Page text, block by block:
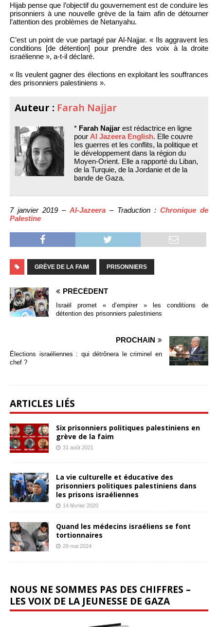
Hijab pense que l’objectif du gouvernement est de conduire les
prisonniers à une nouvelle grève de la faim afin de détourner
l’attention des problèmes de Netanyahu.
C’est un point de vue partagé par Al-Najjar. « Ils aggravent les
conditions [de détention] pour prendre des voix à la droite
israélienne », a-t-il déclaré.
« Ils veulent gagner des élections en exploitant les souffrances
des prisonniers palestiniens ».
Auteur : Farah Najjar
* Farah Najjar est rédactrice en ligne
pour Al Jazeera English. Elle couvre
les guerres et les conflits, la politique et
le développement dans la région du
Moyen-Orient. Elle a rapporté du Liban,
de la Turquie, de la Jordanie et de la
bande de Gaza.
7 janvier 2019 – Al-Jazeera – Traduction : Chronique de
Palestine
GRÈVE DE LA FAIM PRISONNIERS
PRÉCÉDENT
Israël promet « d’empirer » les conditions de
détention des prisonniers palestiniens
PROCHAIN
Élections israéliennes : qui détrônera le criminel en
chef ?
ARTICLES LIÉS
Six prisonniers politiques palestiniens en
grève de la faim
31 août 2021
La vie culturelle et éducative des
prisonniers politiques palestiniens dans
les prisons israéliennes
14 février 2020
Quand les médecins israéliens se font
tortionnaires
29 mai 2024
NOUS NE SOMMES PAS DES CHIFFRES –
LES VOIX DE LA JEUNESSE DE GAZA